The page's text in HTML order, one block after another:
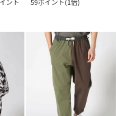
ント
59ポイント(1倍)